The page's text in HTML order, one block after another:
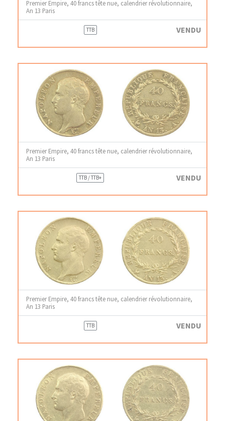
Premier Empire, 40 francs tête nue, calendrier révolutionnaire,
An 13 Paris
TTB VENDU
Premier Empire, 40 francs tête nue, calendrier révolutionnaire,
An 13 Paris
TTB / TTB+ VENDU
Premier Empire, 40 francs tête nue, calendrier révolutionnaire,
An 13 Paris
TTB VENDU